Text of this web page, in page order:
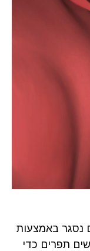
נסגר באמצעות
תפרים כדי